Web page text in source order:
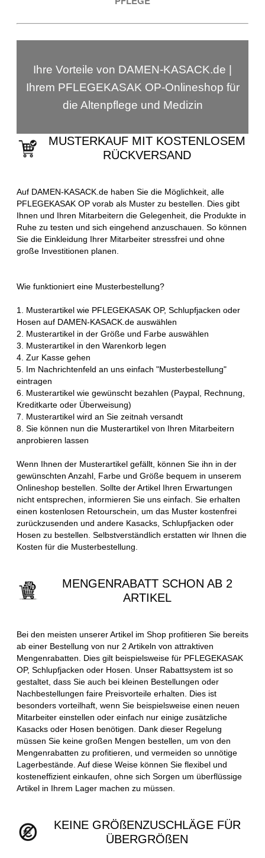
Ihre Vorteile von DAMEN-KASACK.de |
Ihrem PFLEGEKASAK OP-Onlineshop für
die Altenpflege und Medizin
MUSTERKAUF MIT KOSTENLOSEM
RÜCKVERSAND
Auf DAMEN-KASACK.de haben Sie die Möglichkeit, alle
PFLEGEKASAK OP vorab als Muster zu bestellen. Dies gibt
Ihnen und Ihren Mitarbeitern die Gelegenheit, die Produkte in
Ruhe zu testen und sich eingehend anzuschauen. So können
Sie die Einkleidung Ihrer Mitarbeiter stressfrei und ohne
große Investitionen planen.
Wie funktioniert eine Musterbestellung?
1. Musterartikel wie PFLEGEKASAK OP, Schlupfjacken oder
Hosen auf DAMEN-KASACK.de auswählen
2. Musterartikel in der Größe und Farbe auswählen
3. Musterartikel in den Warenkorb legen
4. Zur Kasse gehen
5. Im Nachrichtenfeld an uns einfach "Musterbestellung"
eintragen
6. Musterartikel wie gewünscht bezahlen (Paypal, Rechnung,
Kreditkarte oder Überweisung)
7. Musterartikel wird an Sie zeitnah versandt
8. Sie können nun die Musterartikel von Ihren Mitarbeitern
anprobieren lassen
Wenn Ihnen der Musterartikel gefällt, können Sie ihn in der
gewünschten Anzahl, Farbe und Größe bequem in unserem
Onlineshop bestellen. Sollte der Artikel Ihren Erwartungen
nicht entsprechen, informieren Sie uns einfach. Sie erhalten
einen kostenlosen Retourschein, um das Muster kostenfrei
zurückzusenden und andere Kasacks, Schlupfjacken oder
Hosen zu bestellen. Selbstverständlich erstatten wir Ihnen die
Kosten für die Musterbestellung.
MENGENRABATT SCHON AB 2
ARTIKEL
Bei den meisten unserer Artikel im Shop profitieren Sie bereits
ab einer Bestellung von nur 2 Artikeln von attraktiven
Mengenrabatten. Dies gilt beispielsweise für PFLEGEKASAK
OP, Schlupfjacken oder Hosen. Unser Rabattsystem ist so
gestaltet, dass Sie auch bei kleinen Bestellungen oder
Nachbestellungen faire Preisvorteile erhalten. Dies ist
besonders vorteilhaft, wenn Sie beispielsweise einen neuen
Mitarbeiter einstellen oder einfach nur einige zusätzliche
Kasacks oder Hosen benötigen. Dank dieser Regelung
müssen Sie keine großen Mengen bestellen, um von den
Mengenrabatten zu profitieren, und vermeiden so unnötige
Lagerbestände. Auf diese Weise können Sie flexibel und
kosteneffizient einkaufen, ohne sich Sorgen um überflüssige
Artikel in Ihrem Lager machen zu müssen.
KEINE GRÖßENZUSCHLÄGE FÜR
ÜBERGRÖßEN